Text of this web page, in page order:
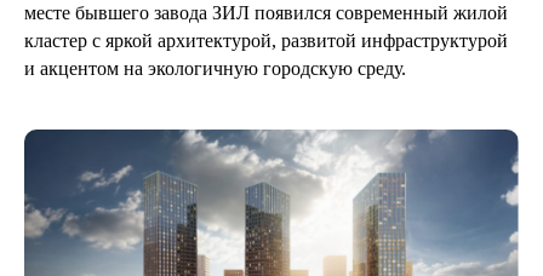
месте бывшего завода ЗИЛ появился современный жилой
кластер с яркой архитектурой, развитой инфраструктурой
и акцентом на экологичную городскую среду.